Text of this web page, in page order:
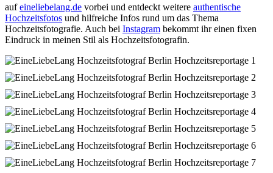
auf eineliebelang.de vorbei und entdeckt weitere authentische
Hochzeitsfotos und hilfreiche Infos rund um das Thema
Hochzeitsfotografie. Auch bei Instagram bekommt ihr einen fixen
Eindruck in meinen Stil als Hochzeitsfotografin.